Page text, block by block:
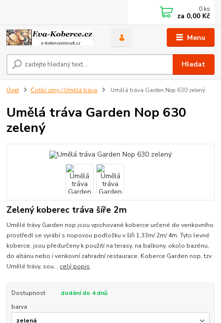
Menu
Hledat
0 ks
za 0,00 Kč
Úvod Čistící zóny / Umělá tráva Umělá tráva Garden Nop 630 zelený
Umělá tráva Garden Nop 630
zelený
Zelený koberec tráva šíře 2m
Umělé trávy Garden nop jsou vpichované koberce určené do venkovního
prostředí se vyrábí s nopovou podložku v šíři 1,33m/ 2m/ 4m. Tyto levné
koberce, jsou předurčeny k použití na terasy, na balkony, okolo bazénu,
do altánu nebo i venkovní zahradní restaurace. Koberce Garden nop, tzv
Umělé trávy, sou... celý popis
Dostupnost
dodání do 4 dnů
barva